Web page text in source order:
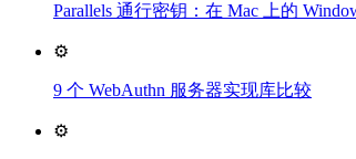
Parallels 通行密钥：在 Mac 上的
⚙️
9 个 WebAuthn 服务器实现库比较
⚙️